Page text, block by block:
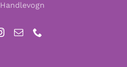
Handlevogn